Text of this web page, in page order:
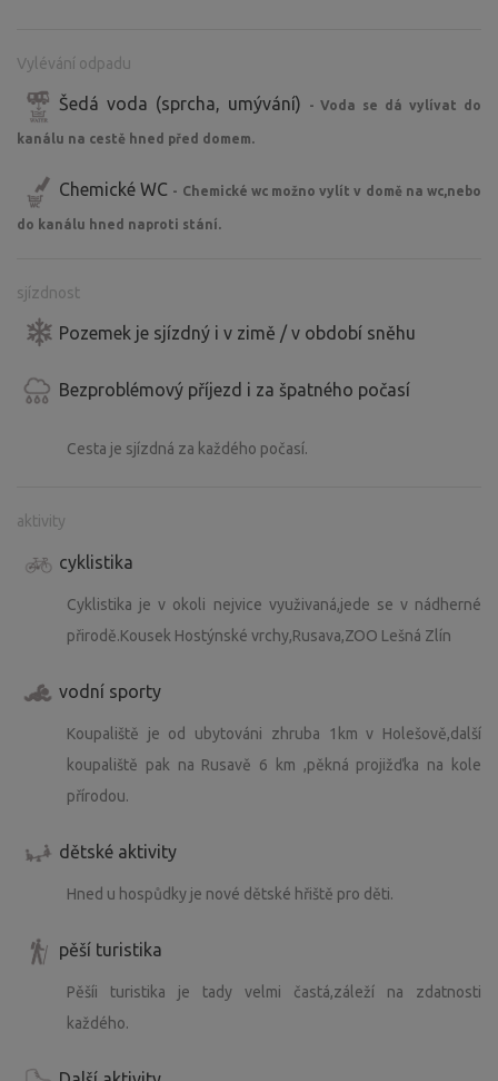
Vylévání odpadu
Šedá voda (sprcha, umývání) - Voda se dá vylívat do
kanálu na cestě hned před domem.
Chemické WC - Chemické wc možno vylít v domě na wc,nebo
do kanálu hned naproti stání.
sjízdnost
Pozemek je sjízdný i v zimě / v období sněhu
Bezproblémový příjezd i za špatného počasí
Cesta je sjízdná za každého počasí.
aktivity
cyklistika
Cyklistika je v okoli nejvice využivaná,jede se v nádherné
přirodě.Kousek Hostýnské vrchy,Rusava,ZOO Lešná Zlín
vodní sporty
Koupaliště je od ubytováni zhruba 1km v Holešově,další
koupaliště pak na Rusavě 6 km ,pěkná projižďka na kole
přírodou.
dětské aktivity
Hned u hospůdky je nové dětské hřiště pro děti.
pěší turistika
Pěšíi turistika je tady velmi častá,záleží na zdatnosti
každého.